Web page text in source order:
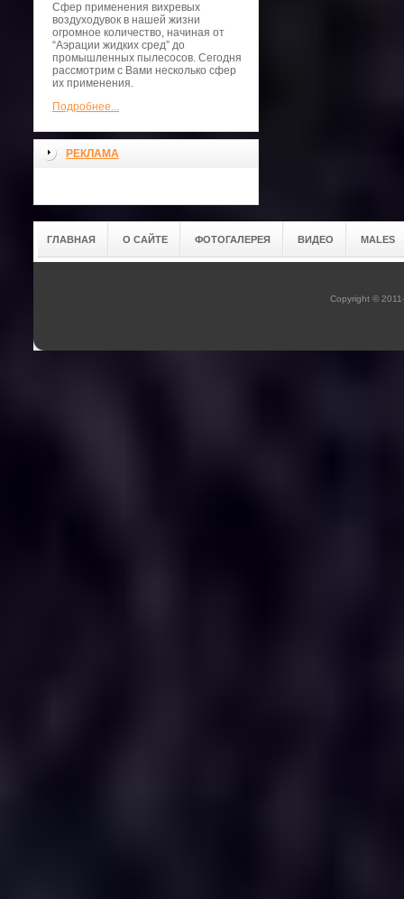
Сфер применения вихревых
воздуходувок в нашей жизни
огромное количество, начиная от
“Аэрации жидких сред” до
промышленных пылесосов. Сегодня
рассмотрим с Вами несколько сфер
их применения.
Подробнее...
РЕКЛАМА
ГЛАВНАЯ О САЙТЕ ФОТОГАЛЕРЕЯ ВИДЕО MALES
Copyright ©